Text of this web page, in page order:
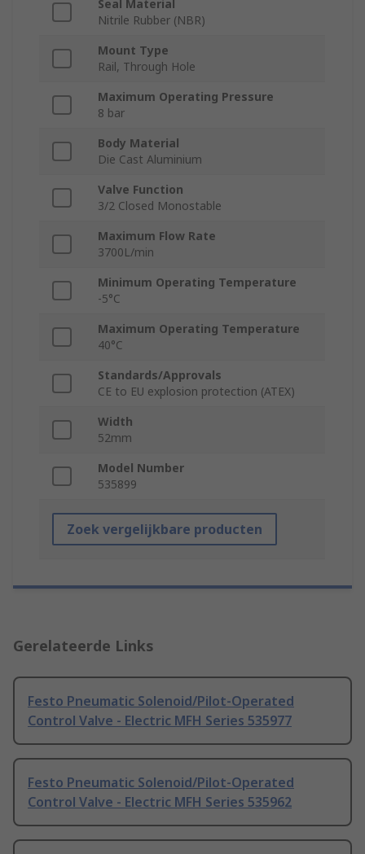
Seal Material
Nitrile Rubber (NBR)
Mount Type
Rail, Through Hole
Maximum Operating Pressure
8 bar
Body Material
Die Cast Aluminium
Valve Function
3/2 Closed Monostable
Maximum Flow Rate
3700L/min
Minimum Operating Temperature
-5°C
Maximum Operating Temperature
40°C
Standards/Approvals
CE to EU explosion protection (ATEX)
Width
52mm
Model Number
535899
Zoek vergelijkbare producten
Gerelateerde Links
Festo Pneumatic Solenoid/Pilot-Operated
Control Valve - Electric MFH Series 535977
Festo Pneumatic Solenoid/Pilot-Operated
Control Valve - Electric MFH Series 535962